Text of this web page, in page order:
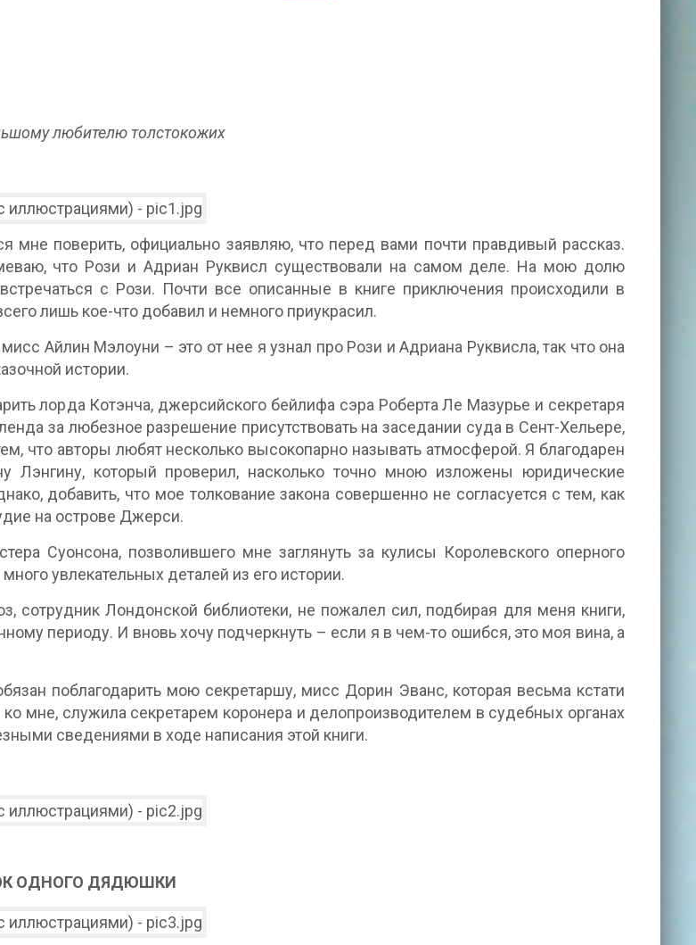
любителю толстокожих
мне поверить, официально заявляю, что перед вами почти правдивый рассказ.
что Рози и Адриан Руквисл существовали на самом деле. На мою долю
с Рози. Почти все описанные в книге приключения происходили в
лишь кое-что добавил и немного приукрасил.
Айлин Мэлоуни – это от нее я узнал про Рози и Адриана Руквисла, так что она
истории.
лорда Котэнча, джерсийского бейлифа сэра Роберта Ле Мазурье и секретаря
за любезное разрешение присутствовать на заседании суда в Сент-Хельере,
что авторы любят несколько высокопарно называть атмосферой. Я благодарен
Лэнгину, который проверил, насколько точно мною изложены юридические
добавить, что мое толкование закона совершенно не согласуется с тем, как
на острове Джерси.
Суонсона, позволившего мне заглянуть за кулисы Королевского оперного
увлекательных деталей из его истории.
сотрудник Лондонской библиотеки, не пожалел сил, подбирая для меня книги,
периоду. И вновь хочу подчеркнуть – если я в чем-то ошибся, это моя вина, а
поблагодарить мою секретаршу, мисс Дорин Эванс, которая весьма кстати
ко мне, служила секретарем коронера и делопроизводителем в судебных органах
сведениями в ходе написания этой книги.
ОДНОГО ДЯДЮШКИ